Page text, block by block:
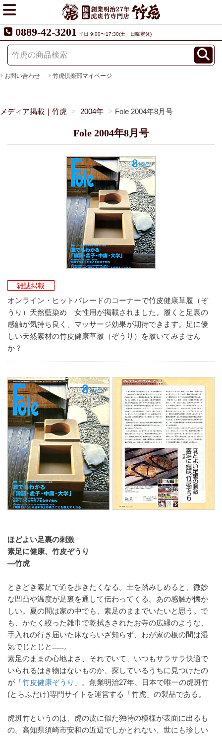
0889-42-3201 平日 9:00〜17:30(土・日曜定休)
お問い合わせ 竹虎倶楽部マイページ
メディア掲載｜竹虎 2004年 Fole 2004年8月号
Fole 2004年8月号
雑誌掲載
オンライン・ヒットパレードのコーナーで竹皮健康草履（ぞ
うり）天然藍染め 女性用が掲載されました。履くと足裏の
感触が気持ち良く、マッサージ効果が期待できます。足に優
しい天然素材の竹皮健康草履（ぞうり）を履いてみません
か？
ほどよい足裏の刺激
素足に健康、竹皮ぞうり
―竹虎
ときどき素足で道を歩きたくなる。土を踏みしめると、微妙
な凹凸や温度が足裏を通して伝わってくる。あの感触が懐か
しい。夏の間は家の中でも、素足のままでいたいと思う。で
も、かたく絞った雑巾で乾拭きされたお寺の広縁のような、
手入れの行き届いた床ならいざ知らず、わが家の板の間は湿
気でじとじと......。
素足のままの心地よさ、それでいて、いつもサラサラ快適で
いられるはき物はないものか、探しているうちに見つけたの
が「竹皮健康ぞうり 」。創業明治27年、日本で唯一の虎斑竹
(とらふだけ)専門サイトを運営する「竹虎」の製品である。
虎斑竹というのは、虎の皮に似た独特の模様が表面に出るも
の。高知県須崎市安和の近辺でしかとれない、世にも珍しい